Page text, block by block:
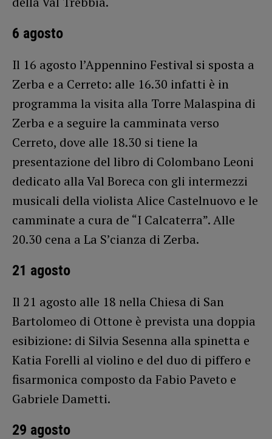
6 agosto
Il 16 agosto l’Appennino Festival si sposta a
Zerba e a Cerreto: alle 16.30 infatti è in
programma la visita alla Torre Malaspina di
Zerba e a seguire la camminata verso
Cerreto, dove alle 18.30 si tiene la
presentazione del libro di Colombano Leoni
dedicato alla Val Boreca con gli intermezzi
musicali della violista Alice Castelnuovo e le
camminate a cura de “I Calcaterra”. Alle
20.30 cena a La S’cianza di Zerba.
21 agosto
Il 21 agosto alle 18 nella Chiesa di San
Bartolomeo di Ottone è prevista una doppia
esibizione: di Silvia Sesenna alla spinetta e
Katia Forelli al violino e del duo di piffero e
fisarmonica composto da Fabio Paveto e
Gabriele Dametti.
29 agosto